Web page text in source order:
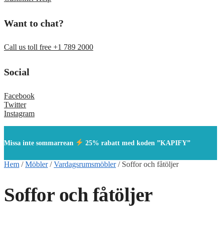
Want to chat?
Call us toll free +1 789 2000
Social
Facebook
Twitter
Instagram
Missa inte sommarrean 25% rabatt med koden ”KAPIFY”
Hem /Möbler/Vardagsrumsmöbler/ Soffor och fåtöljer
Soffor och fåtöljer